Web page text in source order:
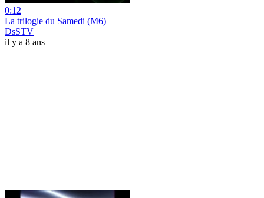
0:12
La trilogie du Samedi (M6)
DsSTV
il y a 8 ans